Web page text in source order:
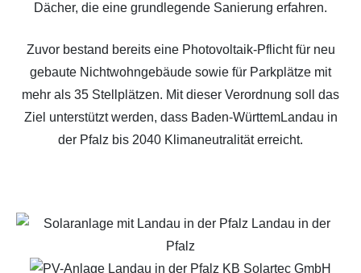
Dächer, die eine grundlegende Sanierung erfahren.
Zuvor bestand bereits eine Photovoltaik-Pflicht für neu
gebaute Nichtwohngebäude sowie für Parkplätze mit
mehr als 35 Stellplätzen. Mit dieser Verordnung soll das
Ziel unterstützt werden, dass Baden-WürttemLandau in
der Pfalz bis 2040 Klimaneutralität erreicht.